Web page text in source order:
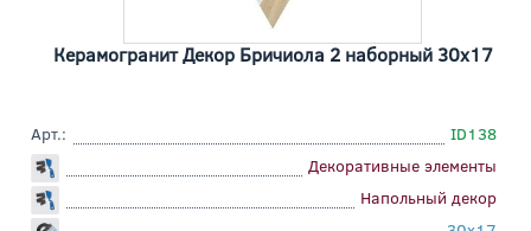
Керамогранит Декор Бричиола 2 наборный 30x17
Арт.:
ID138
Декоративные элементы
Напольный декор